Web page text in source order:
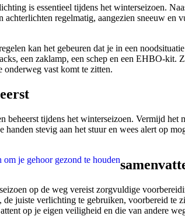
is essentieel tijdens het winterseizoen.
achterlichten regelmatig, aangezien sneeuw
kan het gebeuren dat je in een
een zaklamp, een schep en een EHBO-
onderweg vast komt te zitten.
beheerst tijdens het winterseizoen. Vermijd
handen stevig aan het stuur en wees alert op
om je gehoor gezond te houden
op de weg vereist zorgvuldige
de juiste verlichting te gebruiken, voorbereid
op je eigen veiligheid en die van andere